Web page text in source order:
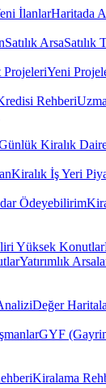
İlanlarHaritada
Satılık ArsaSatılık
Yeni
Rehberi
Kiralık
Kiralık İş Yeri
Ödeyebilirim
Yüksek Konutlar
Yatırımlık
Değer
GYF
Kiralama